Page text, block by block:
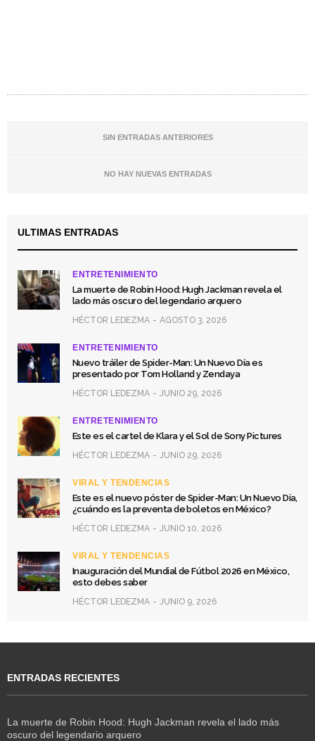
SIN ENTRADAS ANTERIORES
NO HAY NUEVAS ENTRADAS
ULTIMAS ENTRADAS
ENTRETENIMIENTO
La muerte de Robin Hood: Hugh Jackman revela el
lado más oscuro del legendario arquero
HÉCTOR LEDEZMA AGOSTO 3, 2026
ENTRETENIMIENTO
Nuevo tráiler de Spider-Man: Un Nuevo Día es
presentado por Tom Holland y Zendaya
HÉCTOR LEDEZMA JUNIO 29, 2026
ENTRETENIMIENTO
Este es el cartel de Klara y el Sol de Sony Pictures
HÉCTOR LEDEZMA JUNIO 29, 2026
VIRAL Y TENDENCIAS
Este es el nuevo póster de Spider-Man: Un Nuevo Día,
¿cuándo es la preventa de boletos en México?
HÉCTOR LEDEZMA JUNIO 10, 2026
VIRAL Y TENDENCIAS
Inauguración del Mundial de Fútbol 2026 en México,
esto debes saber
HÉCTOR LEDEZMA JUNIO 9, 2026
ENTRADAS RECIENTES
La muerte de Robin Hood: Hugh Jackman revela el lado más
oscuro del legendario arquero